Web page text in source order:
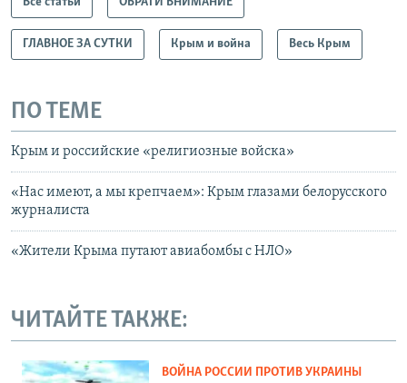
ГЛАВНОЕ ЗА СУТКИ Крым и война Весь Крым
ПО ТЕМЕ
Крым и российские «религиозные войска»
«Нас имеют, а мы крепчаем»: Крым глазами белорусского
журналиста
«Жители Крыма путают авиабомбы с НЛО»
ЧИТАЙТЕ ТАКЖЕ:
ВОЙНА РОССИИ ПРОТИВ УКРАИНЫ